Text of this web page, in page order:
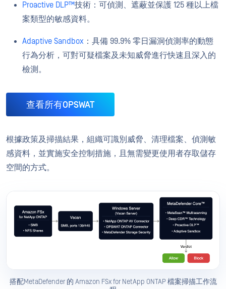
Proactive DLP™技術：可偵測、遮蔽並保護 125 種以上檔
案類型的敏感資料。
Adaptive Sandbox ：具備 99.9% 零日漏洞偵測率的動態
行為分析，可對可疑檔案及未知威脅進行快速且深入的
檢測。
查看所有OPSWAT
根據政策及掃描結果，組織可識別威脅、清理檔案、偵測敏
感資料，並實施安全控制措施，且無需變更使用者存取儲存
空間的方式。
搭配MetaDefender 的 Amazon FSx for NetApp ONTAP 檔案掃描工作流